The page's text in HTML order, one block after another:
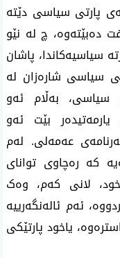
پارتی سیاسی دێتە
دەبێتەوە، چ لە نێو
سیاسیەکاندا، پاشان
سیاسی شارەزان لە
بەڵام ئەو
بێت ئەو
عەمەلی. لەم
کە رەچاوی توانای
لانی کەم، وەک
ئەم ئالەنگەرییە
یاخود پارتێکی